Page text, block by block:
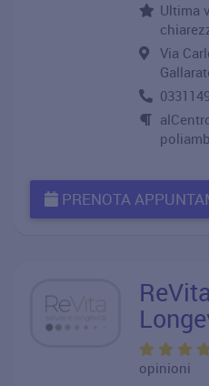
Ultima
Via
PRENOTA
opinioni